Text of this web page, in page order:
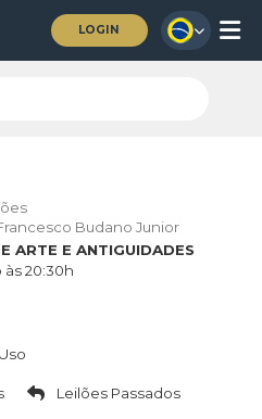
LOGIN
Budano Junior
ARTE E ANTIGUIDADES
às 20:30h
Leilões Passados